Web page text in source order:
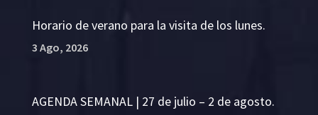
Horario de verano para la visita de los lunes.
3 Ago, 2026
AGENDA SEMANAL | 27 de julio – 2 de agosto.